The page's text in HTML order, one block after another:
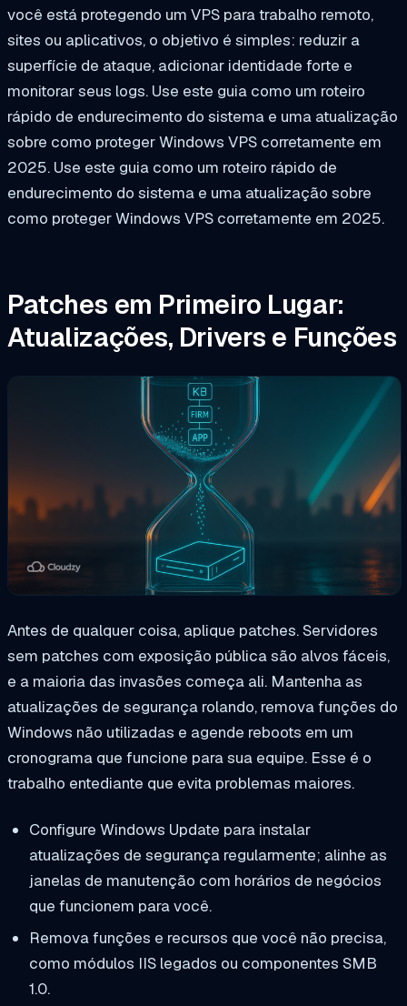
você está protegendo um VPS para trabalho remoto,
sites ou aplicativos, o objetivo é simples: reduzir a
superfície de ataque, adicionar identidade forte e
monitorar seus logs. Use este guia como um roteiro
rápido de endurecimento do sistema e uma atualização
sobre como proteger Windows VPS corretamente em
2025. Use este guia como um roteiro rápido de
endurecimento do sistema e uma atualização sobre
como proteger Windows VPS corretamente em 2025.
Patches em Primeiro Lugar:
Atualizações, Drivers e Funções
Antes de qualquer coisa, aplique patches. Servidores
sem patches com exposição pública são alvos fáceis,
e a maioria das invasões começa ali. Mantenha as
atualizações de segurança rolando, remova funções do
Windows não utilizadas e agende reboots em um
cronograma que funcione para sua equipe. Esse é o
trabalho entediante que evita problemas maiores.
Configure Windows Update para instalar
atualizações de segurança regularmente; alinhe as
janelas de manutenção com horários de negócios
que funcionem para você.
Remova funções e recursos que você não precisa,
como módulos IIS legados ou componentes SMB
1.0.